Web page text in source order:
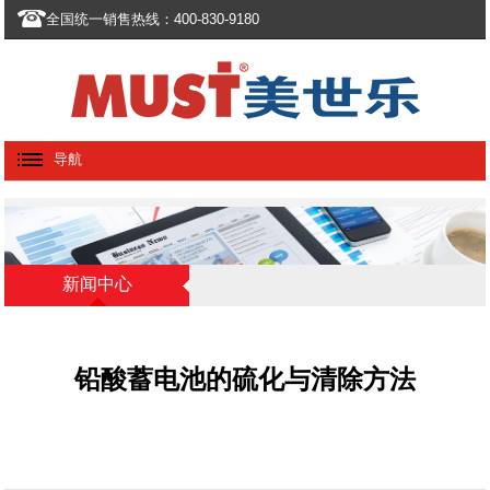
全国统一销售热线：400-830-9180
导航
新闻中心
铅酸蓄电池的硫化与清除方法